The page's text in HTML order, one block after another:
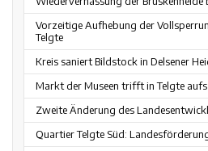
Vorzeitige Aufhebung der
Telgte
Kreis saniert Bildstock in Delsener
Markt der Museen trifft in Telgte
Zweite Änderung des
Quartier Telgte Süd: